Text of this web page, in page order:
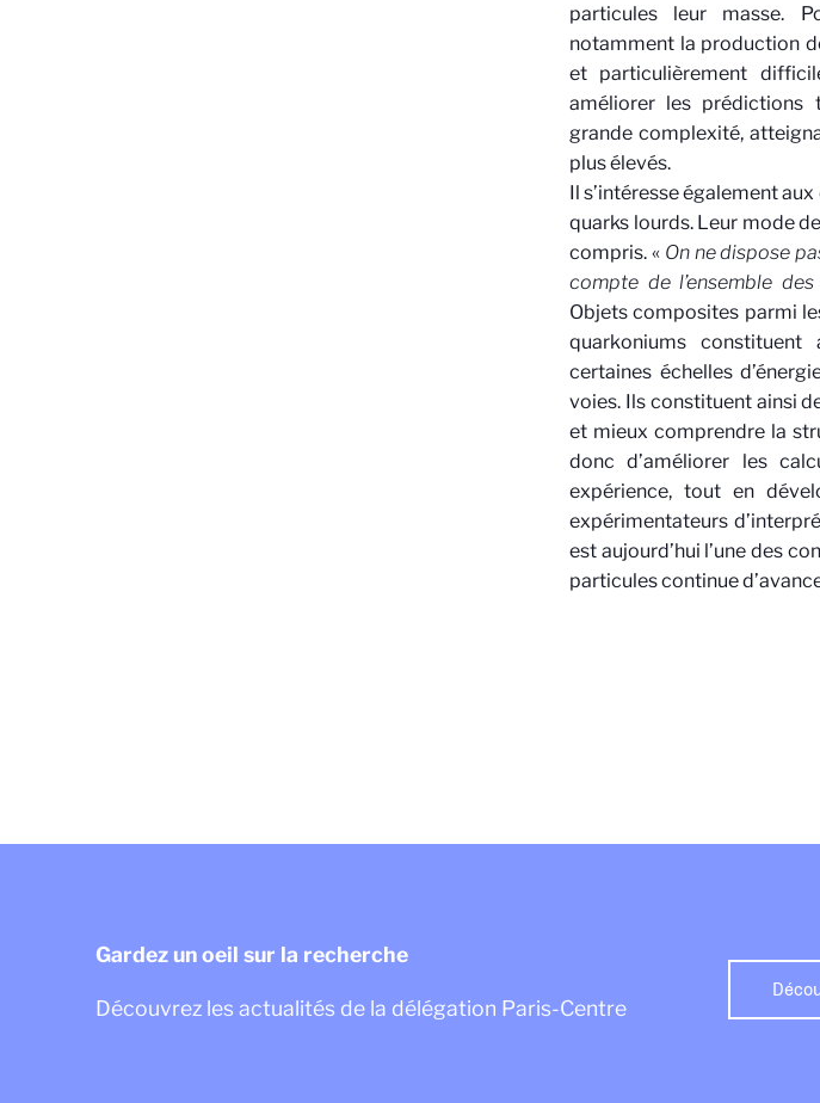
particules leur masse.
notamment la production
et particulièrement
améliorer les prédictions
grande complexité,
plus élevés.
Il s’intéresse également aux
quarks lourds. Leur mode
compris. « On ne dispose
compte de l’ensemble
Objets composites parmi
quarkoniums constituent
certaines échelles
voies. Ils constituent ainsi
et mieux comprendre la
donc d’améliorer les
expérience, tout en
expérimentateurs
est aujourd’hui l’une des
particules continue
Gardez un oeil sur la recherche
Découvrez les actualités de la délégation Paris-Centre